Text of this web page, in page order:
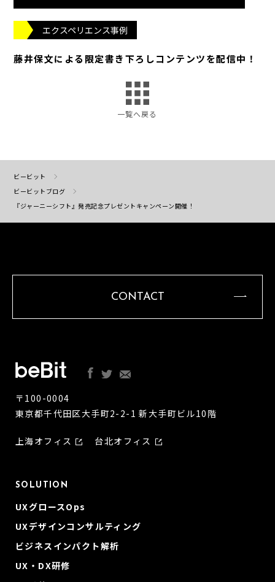
エクスペリエンス事例
藤井保文による限定書き下ろしコンテンツを配信中！
一覧へ戻る
ビービット
ビービットブログ
『ジャーニーシフト』発売記念プレゼントキャンペーン開催！
CONTACT
〒100-0004
東京都千代田区大手町2-2-1 新大手町ビル10階
上海オフィス 台北オフィス
SOLUTION
UXグロースOps
UXデザインコンサルティング
ビジネスインパクト解析
UX・DX研修